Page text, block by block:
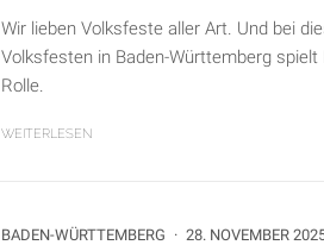
Wir lieben Volksfeste aller Art. Und bei
Volksfesten in Baden-Württemberg spielt
Rolle.
WEITERLESEN
BADEN-WÜRTTEMBERG · 28. NOVEMBER